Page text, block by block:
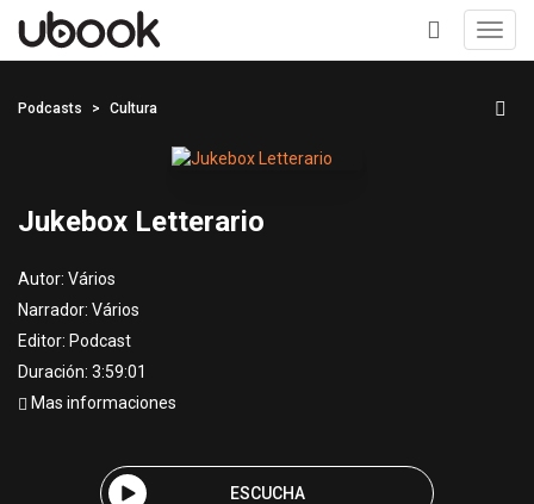
+
Podcasts Cultura
Jukebox Letterario
Autor: Vários
Narrador: Vários
Editor: Podcast
Duración: 3:59:01
Mas informaciones
ESCUCHA